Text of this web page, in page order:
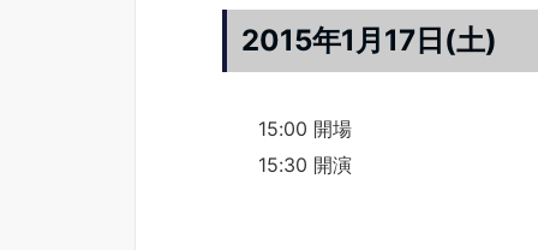
2015年1月17日(土)
15:00 開場
15:30 開演